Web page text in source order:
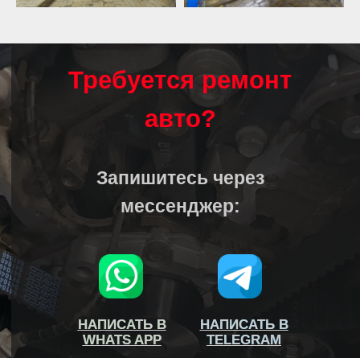
Запишитесь через
мессенджер:
Требуется ремонт
авто?
НАПИСАТЬ В
TELEGRAM
НАПИСАТЬ В
WHATS APP
НАПИСАТЬ В
WHATS APP
НАПИСАТЬ В
TELEGRAM